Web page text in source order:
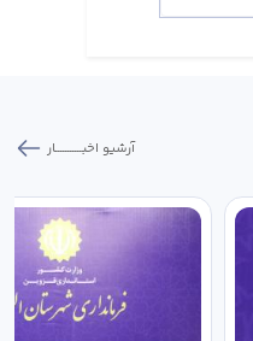
آرشیو اخبـــــــــــار